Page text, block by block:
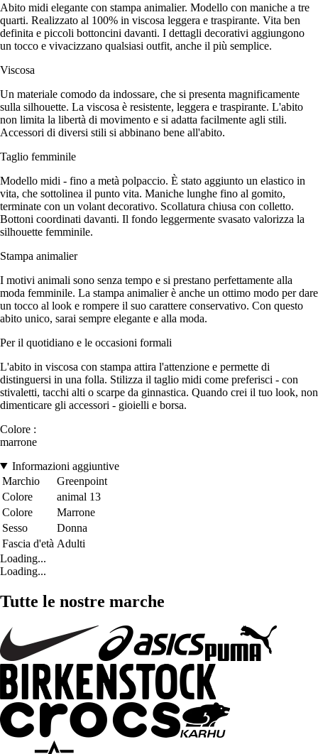
Abito midi elegante con stampa animalier. Modello con maniche a tre
quarti. Realizzato al 100% in viscosa leggera e traspirante. Vita ben
definita e piccoli bottoncini davanti. I dettagli decorativi aggiungono
un tocco e vivacizzano qualsiasi outfit, anche il più semplice.
Viscosa
Un materiale comodo da indossare, che si presenta magnificamente
sulla silhouette. La viscosa è resistente, leggera e traspirante. L'abito
non limita la libertà di movimento e si adatta facilmente agli stili.
Accessori di diversi stili si abbinano bene all'abito.
Taglio femminile
Modello midi - fino a metà polpaccio. È stato aggiunto un elastico in
vita, che sottolinea il punto vita. Maniche lunghe fino al gomito,
terminate con un volant decorativo. Scollatura chiusa con colletto.
Bottoni coordinati davanti. Il fondo leggermente svasato valorizza la
silhouette femminile.
Stampa animalier
I motivi animali sono senza tempo e si prestano perfettamente alla
moda femminile. La stampa animalier è anche un ottimo modo per dare
un tocco al look e rompere il suo carattere conservativo. Con questo
abito unico, sarai sempre elegante e alla moda.
Per il quotidiano e le occasioni formali
L'abito in viscosa con stampa attira l'attenzione e permette di
distinguersi in una folla. Stilizza il taglio midi come preferisci - con
stivaletti, tacchi alti o scarpe da ginnastica. Quando crei il tuo look, non
dimenticare gli accessori - gioielli e borsa.
Colore :
marrone
Informazioni aggiuntive
Marchio
Greenpoint
Colore
animal 13
Colore
Marrone
Sesso
Donna
Fascia d'età Adulti
Loading...
Loading...
Tutte le nostre marche